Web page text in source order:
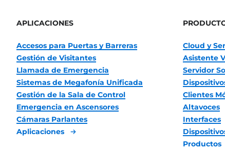
APLICACIONES
Accesos para Puertas y Barreras
Gestión de Visitantes
Llamada de Emergencia
Sistemas de Megafonía Unificada
Gestión de la Sala de Control
Emergencia en Ascensores
Cámaras Parlantes
Aplicaciones
Cloud y
Asistente
Servidor
Clientes
Altavoces
Interfaces
Productos